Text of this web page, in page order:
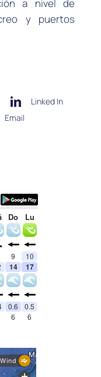
a nivel de
y puertos
Linked In
Email